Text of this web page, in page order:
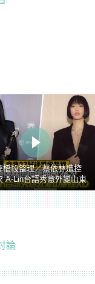
橋段整理／蔡依林遭控
A-Lin台語秀意外變山東
論